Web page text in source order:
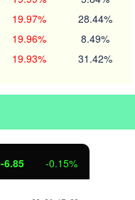
19.97% 28.44%
19.96% 8.49%
19.93% 31.42%
-6.85 -0.15%